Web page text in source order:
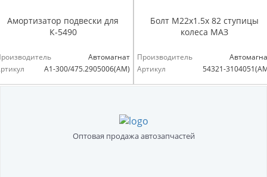
Амортизатор подвески для
К-5490
Автомагнат
А1-300/475.2905006(АМ)
Болт М22х1.5х 82 ступицы
колеса МАЗ
Производитель
Артикул
54321-
Оптовая продажа автозапчастей